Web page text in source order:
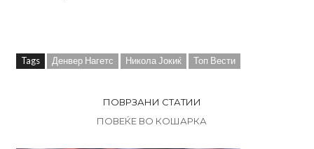
Tags Денвер Нагетс Никола Јокиќ Топ Вести
ПОВРЗАНИ СТАТИИ
ПОВЕЌЕ ВО КОШАРКА